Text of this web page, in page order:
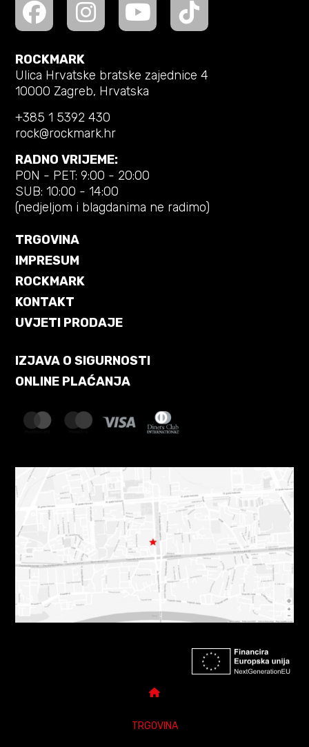
ROCKMARK
Ulica Hrvatske bratske zajednice 4
10000 Zagreb, Hrvatska
+385 1 5392 430
rock@rockmark.hr
RADNO VRIJEME:
PON - PET: 9:00 - 20:00
SUB: 10:00 - 14:00
(nedjeljom i blagdanima ne radimo)
TRGOVINA
IMPRESUM
ROCKMARK
KONTAKT
UVJETI PRODAJE
IZJAVA O SIGURNOSTI
ONLINE PLAĆANJA
TRGOVINA